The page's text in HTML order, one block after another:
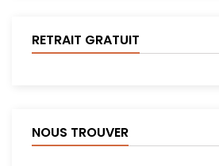
RETRAIT GRATUIT
NOUS TROUVER